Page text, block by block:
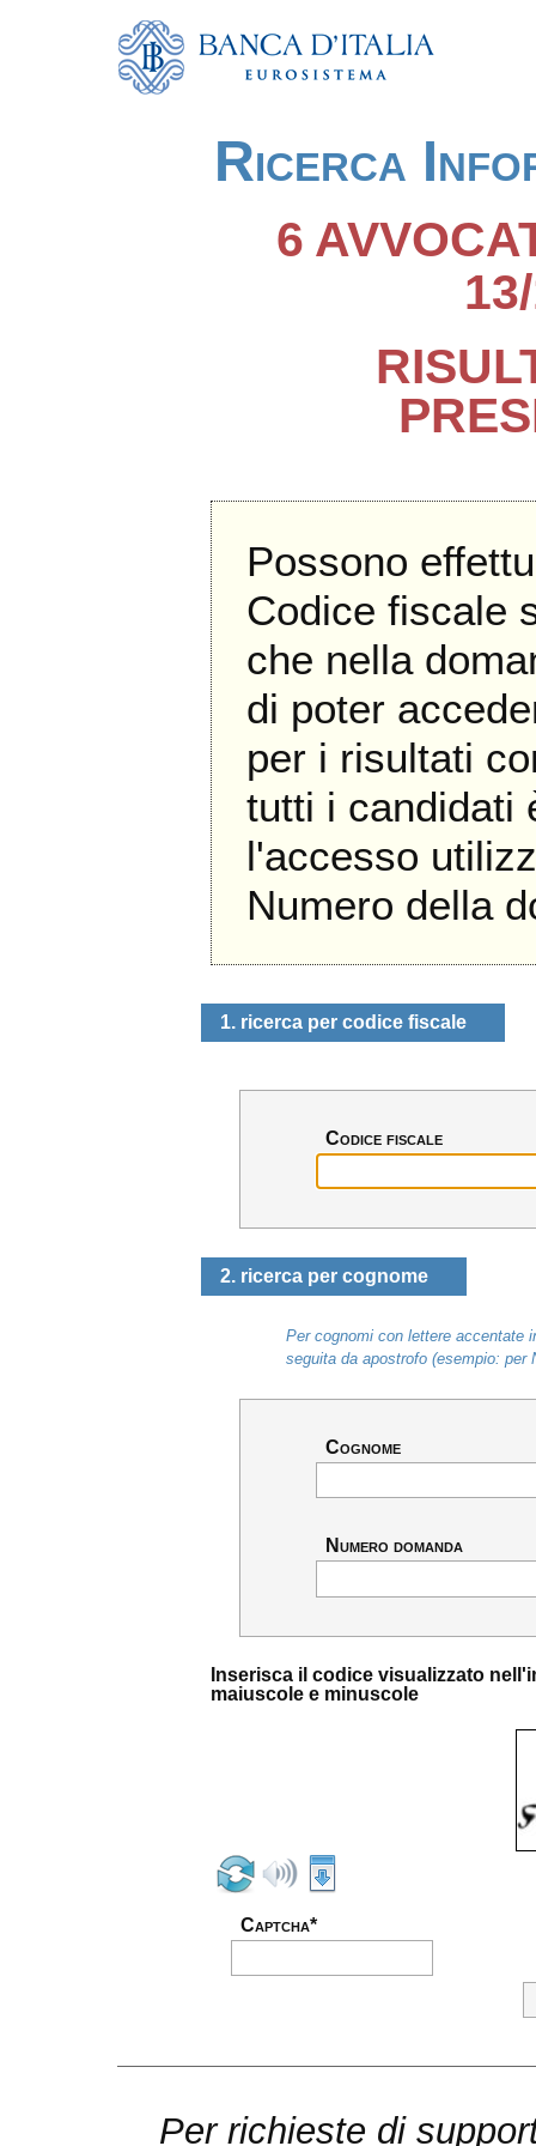
Ricerca
6
Possono
Codice fiscale
che nella
di poter
per i risultati
tutti i candidati
l'accesso
Numero della
1. ricerca per codice fiscale
Codice fiscale
2. ricerca per cognome
Per cognomi con lettere accentate
seguita da apostrofo (esempio: per
Cognome
Numero domanda
Inserisca il codice visualizzato
maiuscole e minuscole
Captcha*
Per richieste di